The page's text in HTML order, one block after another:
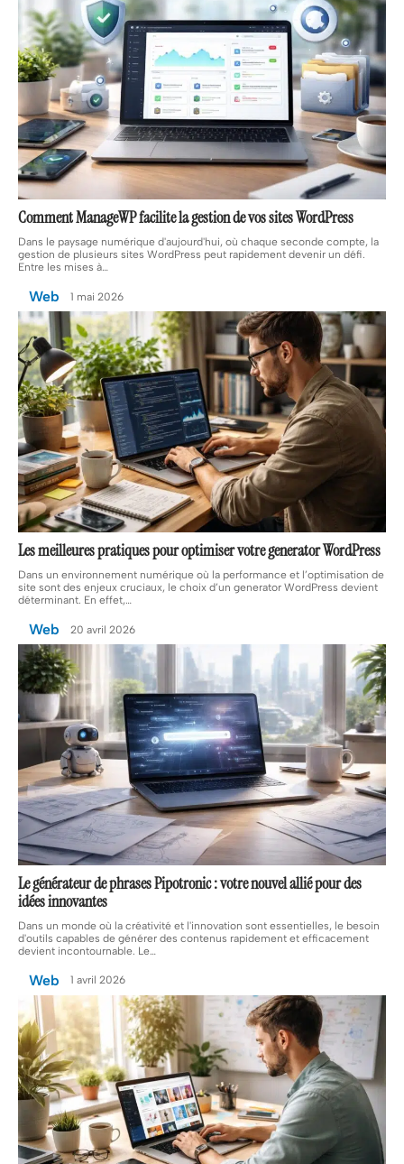
Comment ManageWP facilite la gestion de vos sites WordPress
Dans le paysage numérique d'aujourd'hui, où chaque seconde compte, la
gestion de plusieurs sites WordPress peut rapidement devenir un défi.
Entre les mises à…
Web 1 mai 2026
Les meilleures pratiques pour optimiser votre generator WordPress
Dans un environnement numérique où la performance et l’optimisation de
site sont des enjeux cruciaux, le choix d’un generator WordPress devient
déterminant. En effet,…
Web 20 avril 2026
Le générateur de phrases Pipotronic : votre nouvel allié pour des
idées innovantes
Dans un monde où la créativité et l'innovation sont essentielles, le besoin
d'outils capables de générer des contenus rapidement et efficacement
devient incontournable. Le…
Web 1 avril 2026